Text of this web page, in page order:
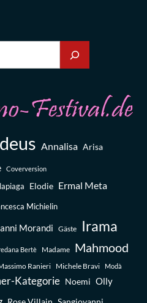
Annalisa Arisa
Coverversion
Elodie Ermal Meta
Michielin
Morandi Gäste Irama
Bertè Madame Mahmood
Ranieri Michele Bravi Modà
Kategorie Noemi Olly